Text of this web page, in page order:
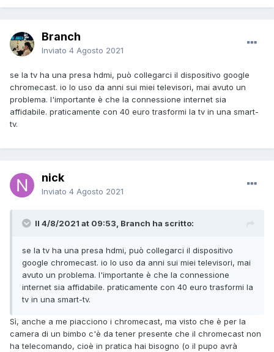
Branch
Inviato 4 Agosto 2021
se la tv ha una presa hdmi, può collegarci il dispositivo google
chromecast. io lo uso da anni sui miei televisori, mai avuto un
problema. l'importante è che la connessione internet sia
affidabile. praticamente con 40 euro trasformi la tv in una smart-
tv.
nick
Inviato 4 Agosto 2021
Il 4/8/2021 at 09:53, Branch ha scritto:
se la tv ha una presa hdmi, può collegarci il dispositivo
google chromecast. io lo uso da anni sui miei televisori, mai
avuto un problema. l'importante è che la connessione
internet sia affidabile. praticamente con 40 euro trasformi la
tv in una smart-tv.
Sì, anche a me piacciono i chromecast, ma visto che è per la
camera di un bimbo c'è da tener presente che il chromecast non
ha telecomando, cioè in pratica hai bisogno (o il pupo avrà